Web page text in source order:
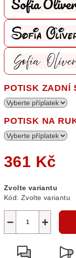
POTISK ZADNÍ
POTISK NA
361 Kč
cena:
Zvolte variantu
Kód: Zvolte variantu
+
−